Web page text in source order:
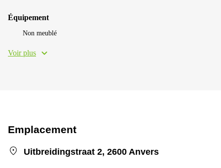
Équipement
Non meublé
Voir plus
Emplacement
Uitbreidingstraat 2, 2600 Anvers